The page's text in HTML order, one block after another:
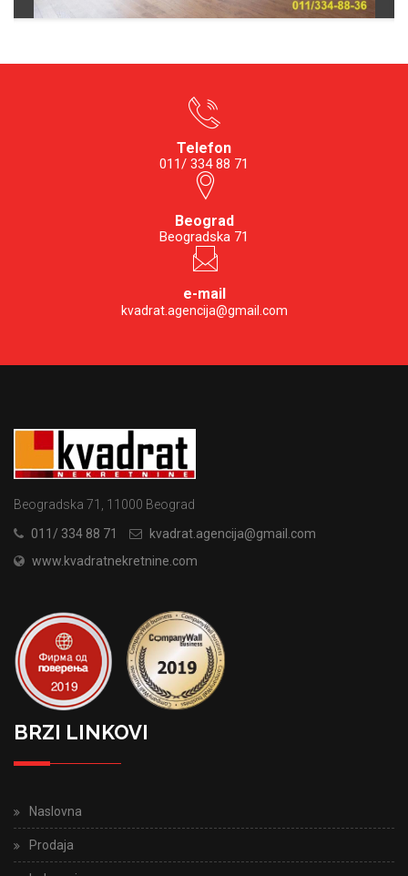
Telefon
011/ 334 88 71
Beograd
Beogradska 71
e-mail
kvadrat.agencija@gmail.com
Beogradska 71, 11000 Beograd
011/ 334 88 71
kvadrat.agencija@gmail.com
www.kvadratnekretnine.com
BRZI LINKOVI
Naslovna
Prodaja